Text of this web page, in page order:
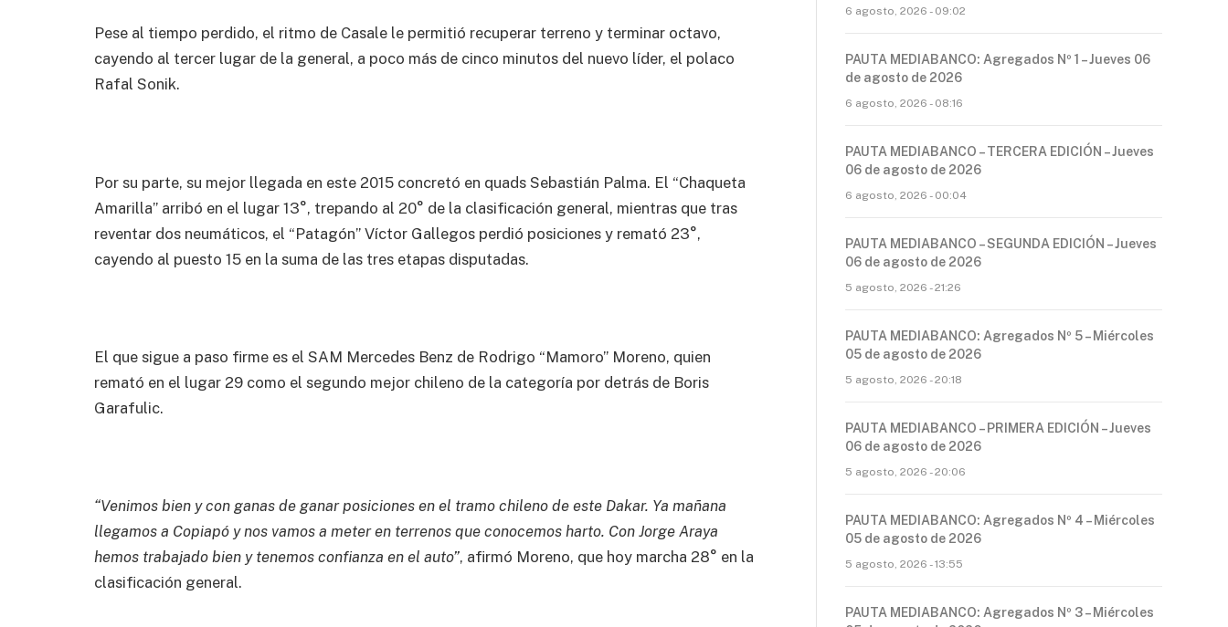
Pese al tiempo perdido, el ritmo de Casale le permitió recuperar terreno y terminar octavo,
cayendo al tercer lugar de la general, a poco más de cinco minutos del nuevo líder, el polaco
Rafal Sonik.
Por su parte, su mejor llegada en este 2015 concretó en quads Sebastián Palma. El “Chaqueta
Amarilla” arribó en el lugar 13°, trepando al 20° de la clasificación general, mientras que tras
reventar dos neumáticos, el “Patagón” Víctor Gallegos perdió posiciones y remató 23°,
cayendo al puesto 15 en la suma de las tres etapas disputadas.
El que sigue a paso firme es el SAM Mercedes Benz de Rodrigo “Mamoro” Moreno, quien
remató en el lugar 29 como el segundo mejor chileno de la categoría por detrás de Boris
Garafulic.
“Venimos bien y con ganas de ganar posiciones en el tramo chileno de este Dakar. Ya mañana
llegamos a Copiapó y nos vamos a meter en terrenos que conocemos harto. Con Jorge Araya
hemos trabajado bien y tenemos confianza en el auto”, afirmó Moreno, que hoy marcha 28° en la
clasificación general.
6 agosto, 2026 - 09:02
PAUTA MEDIABANCO: Agregados Nº 1 – Jueves 06
de agosto de 2026
6 agosto, 2026 - 08:16
PAUTA MEDIABANCO – TERCERA EDICIÓN – Jueves
06 de agosto de 2026
6 agosto, 2026 - 00:04
PAUTA MEDIABANCO – SEGUNDA EDICIÓN – Jueves
06 de agosto de 2026
5 agosto, 2026 - 21:26
PAUTA MEDIABANCO: Agregados Nº 5 – Miércoles
05 de agosto de 2026
5 agosto, 2026 - 20:18
PAUTA MEDIABANCO – PRIMERA EDICIÓN – Jueves
06 de agosto de 2026
5 agosto, 2026 - 20:06
PAUTA MEDIABANCO: Agregados Nº 4 – Miércoles
05 de agosto de 2026
5 agosto, 2026 - 13:55
PAUTA MEDIABANCO: Agregados Nº 3 – Miércoles